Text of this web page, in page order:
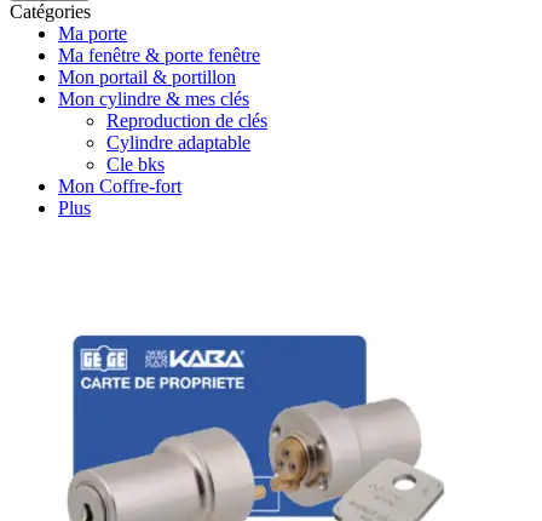
Catégories
Ma porte
Ma fenêtre & porte fenêtre
Mon portail & portillon
Mon cylindre & mes clés
Reproduction de clés
Cylindre adaptable
Cle bks
Mon Coffre-fort
Plus